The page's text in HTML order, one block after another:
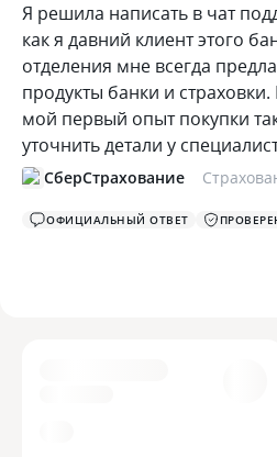
Я решила написать в чат
как я давний клиент этого
отделения мне всегда
продукты банки и
мой первый опыт покупки
уточнить детали у
СберСтрахование
ОФИЦИАЛЬНЫЙ ОТВЕТ